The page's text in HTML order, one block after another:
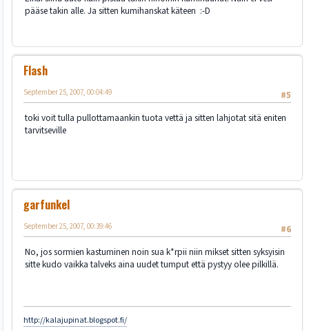
pääse takin alle. Ja sitten kumihanskat käteen :-D
Flash
#5
September 25, 2007, 00:04:49
toki voit tulla pullottamaankin tuota vettä ja sitten lahjotat sitä eniten
tarvitseville
garfunkel
#6
September 25, 2007, 00:39:46
No, jos sormien kastuminen noin sua k*rpii niin mikset sitten syksyisin
sitte kudo vaikka talveks aina uudet tumput että pystyy olee pilkillä.
http://kalajupinat.blogspot.fi/